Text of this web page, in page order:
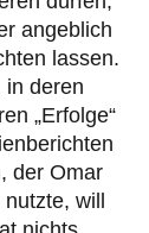
angeblich
lassen.
in deren
„Erfolge“
der Omar
will